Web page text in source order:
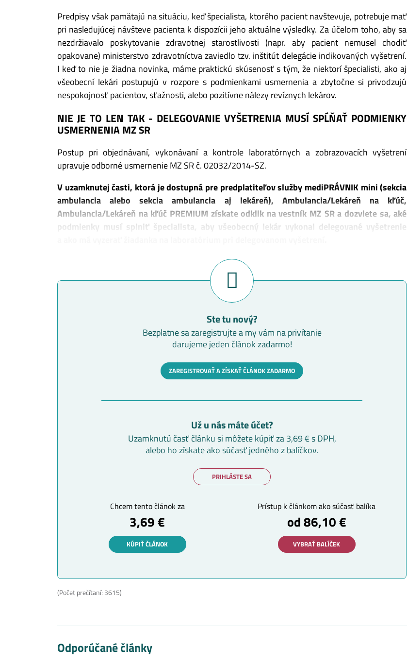
Predpisy však pamätajú na situáciu, keď špecialista, ktorého pacient navštevuje, potrebuje mať
pri nasledujúcej návšteve pacienta k dispozícii jeho aktuálne výsledky. Za účelom toho, aby sa
nezdržiavalo poskytovanie zdravotnej starostlivosti (napr. aby pacient nemusel chodiť
opakovane) ministerstvo zdravotníctva zaviedlo tzv. inštitút delegácie indikovaných vyšetrení.
I keď to nie je žiadna novinka, máme praktickú skúsenosť s tým, že niektorí špecialisti, ako aj
všeobecní lekári postupujú v rozpore s podmienkami usmernenia a zbytočne si privodzujú
nespokojnosť pacientov, sťažnosti, alebo pozitívne nálezy revíznych lekárov.
NIE JE TO LEN TAK - DELEGOVANIE VYŠETRENIA MUSÍ SPĹŇAŤ PODMIENKY
USMERNENIA MZ SR
Postup pri objednávaní, vykonávaní a kontrole laboratórnych a zobrazovacích vyšetrení
upravuje odborné usmernenie MZ SR č. 02032/2014-SZ.
V uzamknutej časti, ktorá je dostupná pre predplatiteľov služby mediPRÁVNIK mini (sekcia
ambulancia alebo sekcia ambulancia aj lekáreň), Ambulancia/Lekáreň na kľúč,
Ambulancia/Lekáreň na kľúč PREMIUM získate odklik na vestník MZ SR a dozviete sa, aké
podmienky musí splniť špecialista, aby všeobecný lekár vykonal delegované vyšetrenie
Ste tu nový?
Bezplatne sa zaregistrujte a my vám na privítanie
darujeme jeden článok zadarmo!
ZAREGISTROVAŤ A ZÍSKAŤ ČLÁNOK ZADARMO
Už u nás máte účet?
Uzamknutú časť článku si môžete kúpiť za 3,69 € s DPH,
alebo ho získate ako súčasť jedného z balíčkov.
PRIHLÁSTE SA
Chcem tento článok za
3,69 €
KÚPIŤ ČLÁNOK
Prístup k článkom ako súčasť balíka
od 86,10 €
VYBRAŤ BALÍČEK
(Počet prečítaní: 3615)
Odporúčané články